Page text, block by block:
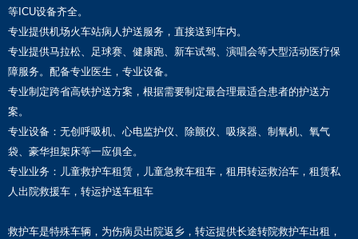
等ICU设备齐全。
专业提供机场火车站病人护送服务，直接送到车内。
专业提供马拉松、足球赛、健康跑、新车试驾、演唱会等大型活动医疗保
障服务。配备专业医生，专业设备。
专业制定跨省高铁护送方案，根据需要制定最合理最适合患者的护送方
案。
专业设备：无创呼吸机、心电监护仪、除颤仪、吸痰器、制氧机、氧气
袋、豪华担架床等一应俱全。
专业业务：儿童救护车租赁，儿童急救车租车，租用转运救治车，租赁私
人出院救援车，转运护送车租车
救护车是特殊车辆，为伤病员出院返乡，转运提供长途转院救护车出租，